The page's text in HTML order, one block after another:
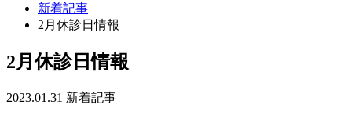
新着記事
2月休診日情報
2月休診日情報
2023.01.31 新着記事